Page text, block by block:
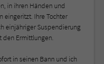
in ihren Händen und
eingeritzt. Ihre Tochter
einjähriger Suspendierung
Ermittlungen.
in seinen Bann und ich